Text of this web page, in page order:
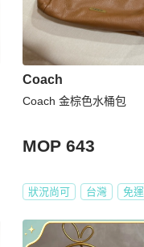
Coach
Coach 金棕色水桶包
MOP 643
狀況尚可 台灣 免運